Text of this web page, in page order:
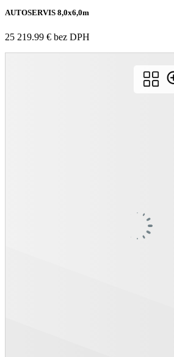
AUTOSERVIS 8,0x6,0m
25 219.99 € bez DPH